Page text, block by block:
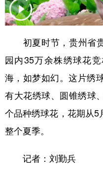
Русский язык
Deutsch Português
初夏时节，贵州省
园内35万余株绣球花
海，如梦如幻。这片绣
有大花绣球、圆锥绣球
个品种绣球花，花期从
整个夏季。
记者：刘勤兵